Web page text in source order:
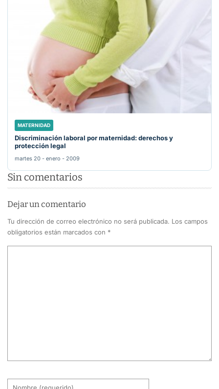
MATERNIDAD
Discriminación laboral por maternidad: derechos y
protección legal
martes 20 - enero - 2009
Sin comentarios
Dejar un comentario
Tu dirección de correo electrónico no será publicada. Los campos
obligatorios están marcados con *